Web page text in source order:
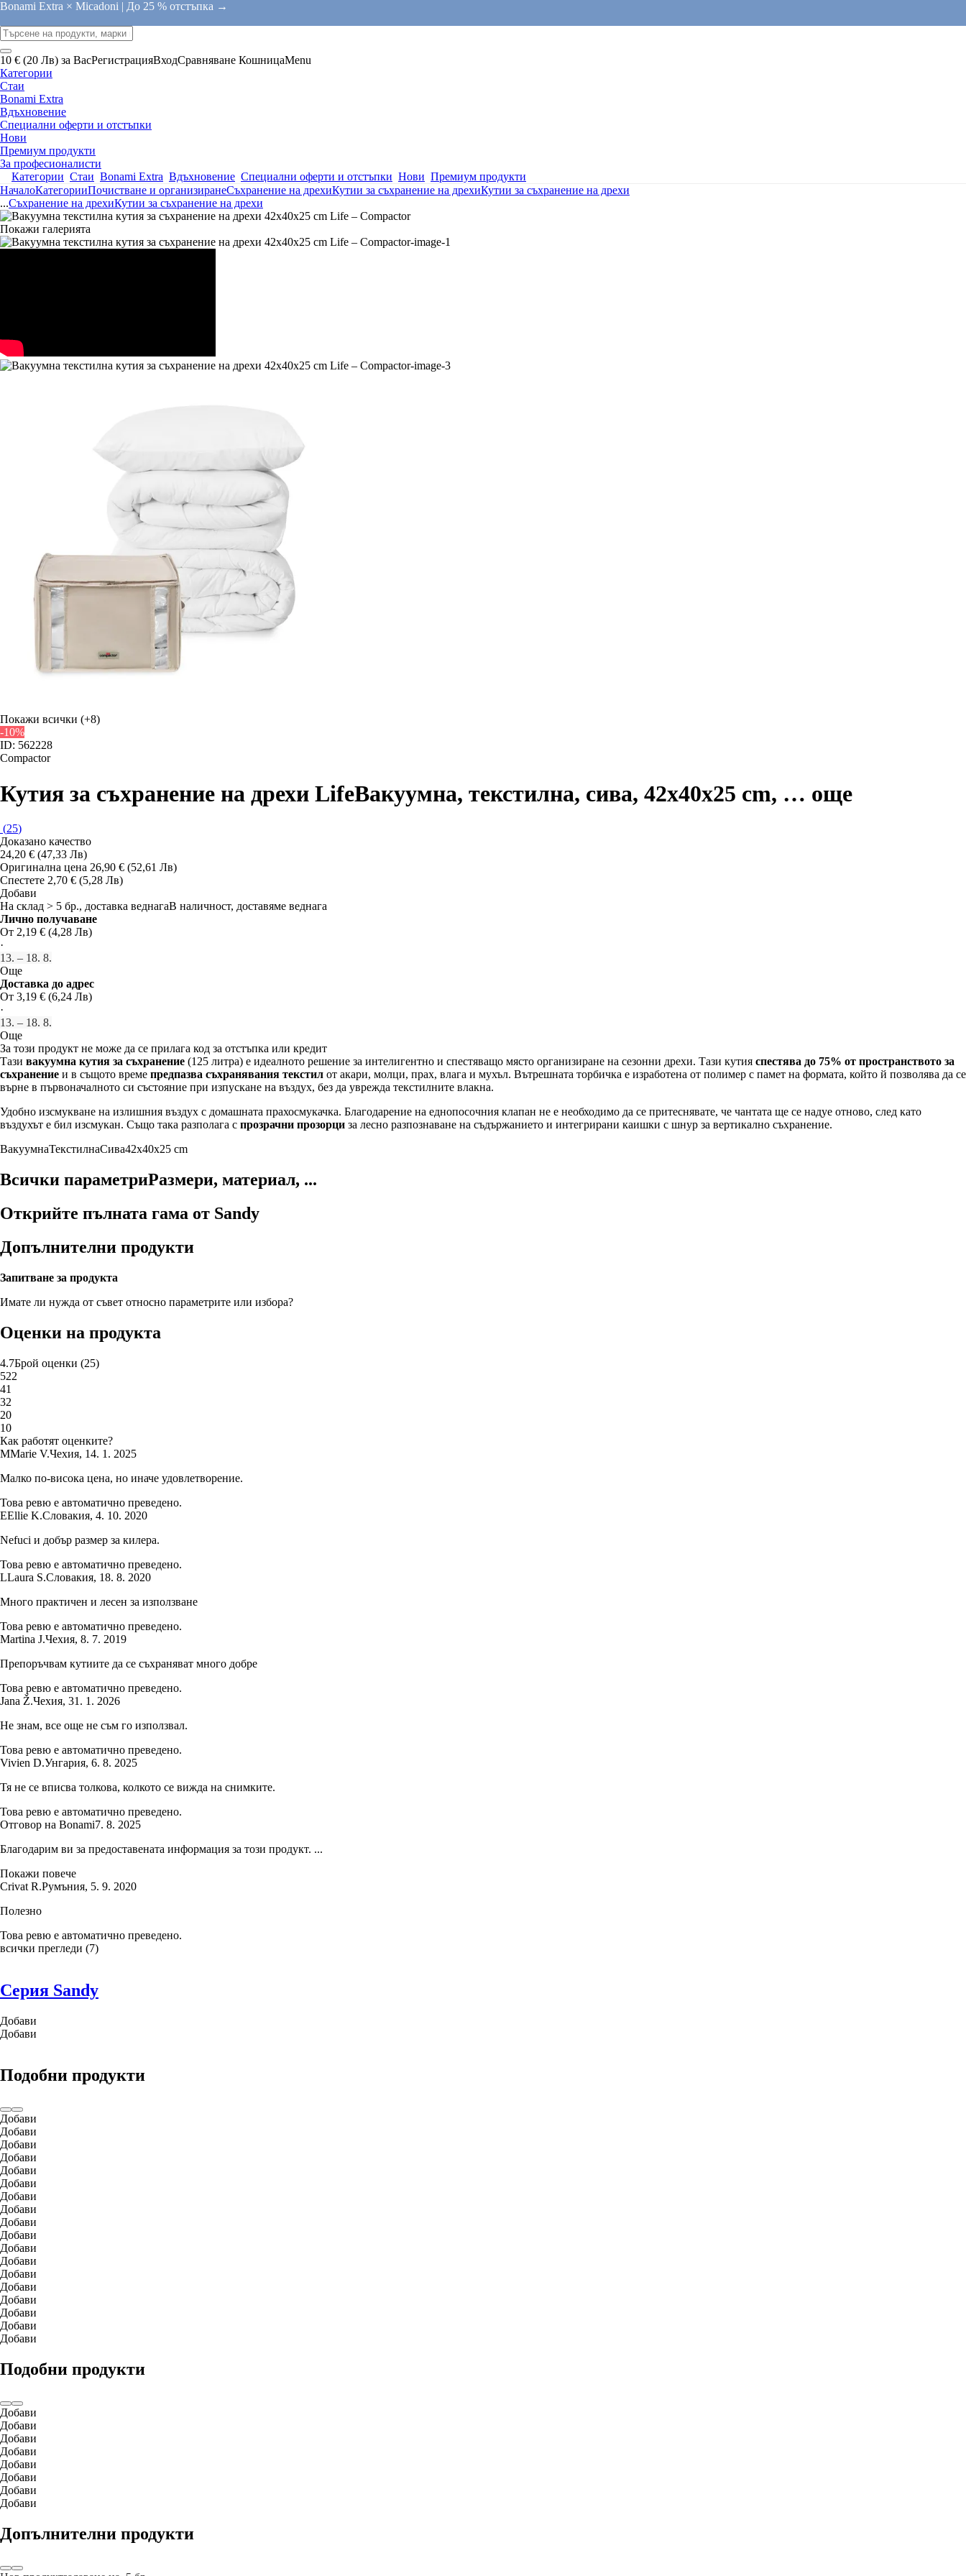
Bonami Extra × Micadoni | До 25 % отстъпка →
10 € (20 Лв) за ВасРегистрацияВходСравняване КошницаMenu
Категории
Стаи
Bonami Extra
Вдъхновение
Специални оферти и отстъпки
Нови
Премиум продукти
За професионалисти
Категории Стаи Bonami Extra Вдъхновение Специални оферти и отстъпки Нови Премиум продукти
НачалоКатегорииПочистване и организиранеСъхранение на дрехиКутии за съхранение на дрехиКутии за съхранение на дрехи
...Съхранение на дрехиКутии за съхранение на дрехи
Покажи галерията
Покажи всички (+8)
-10%
ID: 562228
Compactor
Кутия за съхранение на дрехи LifeВакуумна, текстилна, сива, 42x40x25 cm, … още
(25)
Доказано качество
24,20 € (47,33 Лв)
Оригинална цена 26,90 € (52,61 Лв)
Спестете 2,70 € (5,28 Лв)
Добави
На склад > 5 бр., доставка веднагаВ наличност, доставяме веднага
Лично получаване
От 2,19 € (4,28 Лв)
·
13. – 18. 8.
Още
Доставка до адрес
От 3,19 € (6,24 Лв)
·
13. – 18. 8.
Още
За този продукт не може да се прилага код за отстъпка или кредит
Тази вакуумна кутия за съхранение (125 литра) е идеалното решение за интелигентно и спестяващо място организиране на сезонни дрехи. Тази кутия спестява до 75% от пространството за
съхранение и в същото време предпазва съхранявания текстил от акари, молци, прах, влага и мухъл. Вътрешната торбичка е изработена от полимер с памет на формата, който й позволява да се
върне в първоначалното си състояние при изпускане на въздух, без да уврежда текстилните влакна.
Удобно изсмукване на излишния въздух с домашната прахосмукачка. Благодарение на еднопосочния клапан не е необходимо да се притеснявате, че чантата ще се надуе отново, след като
въздухът е бил изсмукан. Също така разполага с прозрачни прозорци за лесно разпознаване на съдържанието и интегрирани каишки с шнур за вертикално съхранение.
ВакуумнаТекстилнаСива42x40x25 cm
Всички параметриРазмери, материал, ...
Открийте пълната гама от Sandy
Допълнителни продукти
Запитване за продукта
Имате ли нужда от съвет относно параметрите или избора?
Оценки на продукта
4.7Брой оценки (25)
522
41
32
20
10
Как работят оценките?
MMarie V.Чехия, 14. 1. 2025
Малко по-висока цена, но иначе удовлетворение.
Това ревю е автоматично преведено.
EEllie K.Словакия, 4. 10. 2020
Nefuci и добър размер за килера.
Това ревю е автоматично преведено.
LLaura S.Словакия, 18. 8. 2020
Много практичен и лесен за използване
Това ревю е автоматично преведено.
Martina J.Чехия, 8. 7. 2019
Препоръчвам кутиите да се съхраняват много добре
Това ревю е автоматично преведено.
Jana Ž.Чехия, 31. 1. 2026
Не знам, все още не съм го използвал.
Това ревю е автоматично преведено.
Vivien D.Унгария, 6. 8. 2025
Тя не се вписва толкова, колкото се вижда на снимките.
Това ревю е автоматично преведено.
Отговор на Bonami7. 8. 2025
Благодарим ви за предоставената информация за този продукт. ...
Покажи повече
Crivat R.Румъния, 5. 9. 2020
Полезно
Това ревю е автоматично преведено.
всички прегледи (7)
Серия Sandy
Добави
Добави
Подобни продукти
Добави
Добави
Добави
Добави
Добави
Добави
Добави
Добави
Добави
Добави
Добави
Добави
Добави
Добави
Добави
Добави
Добави
Добави
Подобни продукти
Добави
Добави
Добави
Добави
Добави
Добави
Добави
Добави
Допълнителни продукти